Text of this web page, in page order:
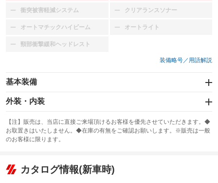
衝突被害軽減システム
：装備なし クリアランスソナー
：装備なし
オートマチックハイビーム
：装備なし オートライト
：装備なし
頸部衝撃緩和ヘッドレスト
：装備なし
装備略号／用語解説
基本装備
エアバッグ：運転席/助手席/サイド
：装備あり
：装備なし
サンルーフ
：装備なし ABS
リフトアップ
：装備なし
外装・内装
カーナビ：HDDナビ
：装備あり
TV：フルセグ
：装備あり
ビジュアル：-／DVD再生
：装備あり
【注】販売は、当店に直接ご来場頂けるお客様を優先させていただきます。◆
お取置きはいたしません。◆在庫の有無をご確認お願いします。※販売は一般
のお客様に限ります。
カタログ情報(新車時)